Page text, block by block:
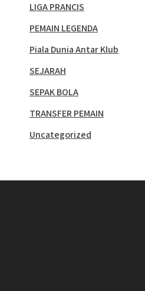
LIGA PRANCIS
PEMAIN LEGENDA
Piala Dunia Antar Klub
SEJARAH
SEPAK BOLA
TRANSFER PEMAIN
Uncategorized